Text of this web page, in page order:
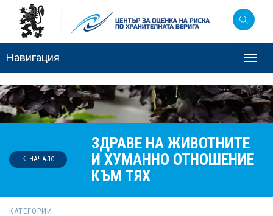
Навигация
ЗДРАВЕ НА ЖИВОТНИТЕ
И ХУМАННО ОТНОШЕНИЕ
КЪМ ТЯХ
НАЧАЛО
КАТЕГОРИИ